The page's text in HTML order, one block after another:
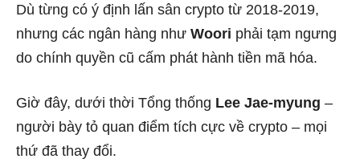
Dù từng có ý định lấn sân crypto từ 2018-2019,
nhưng các ngân hàng như Woori phải tạm ngưng
do chính quyền cũ cấm phát hành tiền mã hóa.
Giờ đây, dưới thời Tổng thống Lee Jae-myung –
người bày tỏ quan điểm tích cực về crypto – mọi
thứ đã thay đổi.